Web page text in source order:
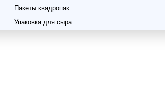
Пакеты квадропак
Упаковка для сыра